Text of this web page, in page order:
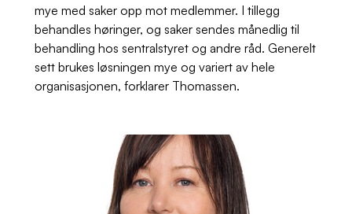
mye med saker opp mot medlemmer. I tillegg
behandles høringer, og saker sendes månedlig til
behandling hos sentralstyret og andre råd. Generelt
sett brukes løsningen mye og variert av hele
organisasjonen, forklarer Thomassen.